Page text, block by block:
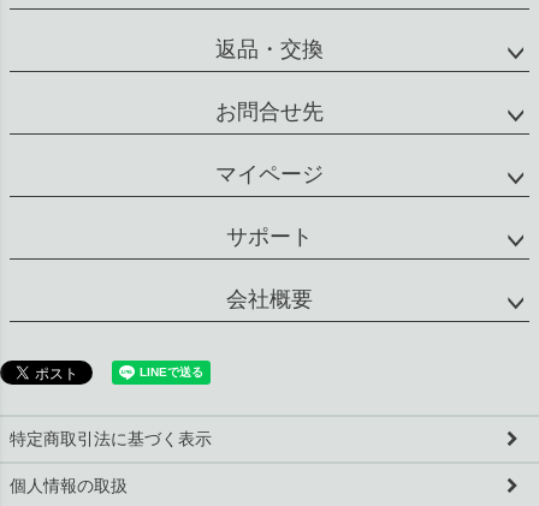
返品・交換
お問合せ先
マイページ
サポート
会社概要
特定商取引法に基づく表示
個人情報の取扱